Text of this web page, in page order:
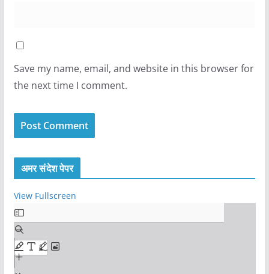
Save my name, email, and website in this browser for
the next time I comment.
अमर संदेश पेपर
View Fullscreen
S
k
i
p
t